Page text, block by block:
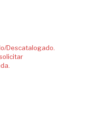
Descatalogado.